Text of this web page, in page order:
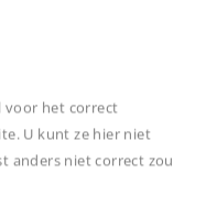
voor het correct
U kunt ze hier niet
anders niet correct zou